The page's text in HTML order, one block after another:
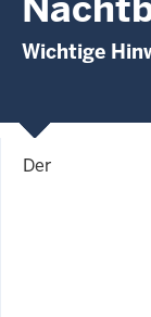
Wichtige
Der